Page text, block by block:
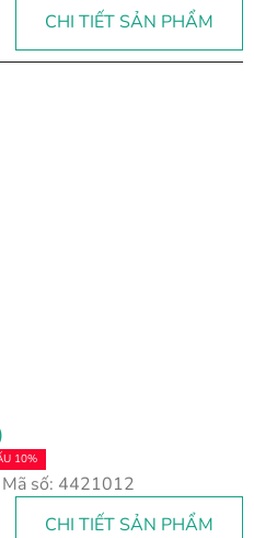
CHI TIẾT SẢN PHẨM
10%
Mã số: 4421012
CHI TIẾT SẢN PHẨM